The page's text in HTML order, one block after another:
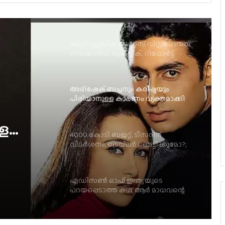
അഭിഷേക് ബച്ചനും കരീഷ്മയും
പിരിയാനുള്ള കാരണം വ്യക്തമാക്കി
4000 കോടി ബജറ്റ്, ടീസറിന്
വിമർശനം, ട്രെയ്‌ലർ ഞെട്ടിക്കുമോ?;
‘രാമായണ’ അപ്‌ഡേറ്റ് പുറത്ത്
എഡിസൺ ഓഫ് ഇന്ത്യ’യുടെ
പറയപ്പെടാത്ത കഥ, ആർ മാധവന്റെ
‘ജി.ഡി.എൻ’, റീലീസ് ഡേറ്റ് പുറത്ത്
മോശം അഭിപ്രായങ്ങൾ, കളക്ഷനിലും
ഇടിവ്?; ആൽഫ ബോക്സ് ഓഫീസ്
റിപ്പോർട്ട്